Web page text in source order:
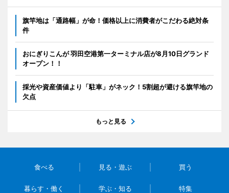
旗竿地は「通路幅」が命！価格以上に消費者がこだわる絶対条
件
おにぎりこんが 羽田空港第一ターミナル店が8月10日グランド
オープン！！
採光や資産価値より「駐車」がネック！5割超が避ける旗竿地の
欠点
もっと見る
食べる 見る・遊ぶ 買う
暮らす・働く 学ぶ・知る 特集